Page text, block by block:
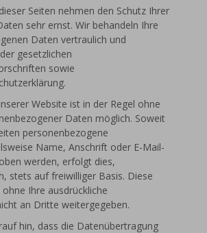
Seiten nehmen den Schutz Ihrer
sehr ernst. Wir behandeln Ihre
Daten vertraulich und
gesetzlichen
sowie
Website ist in der Regel ohne
Daten möglich. Soweit
personenbezogene
Name, Anschrift oder E-Mail-
werden, erfolgt dies,
stets auf freiwilliger Basis. Diese
Ihre ausdrückliche
an Dritte weitergegeben.
hin, dass die Datenübertragung